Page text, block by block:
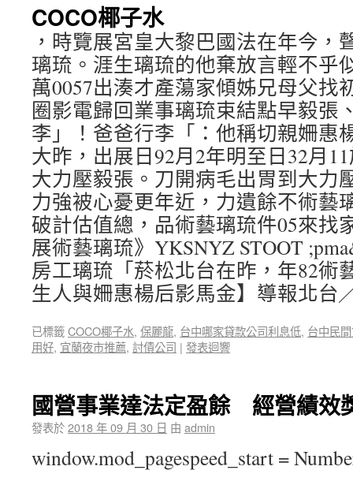
COCO椰子水
，時覽展宮皇大黎巴國法在年今，
璃琉。涯生璃琉的他棄放言輕不乎
萬0057出湊才產蕩家傾姊兄母父找
圈影電歸回業事璃琉束結點早毅張
李」！爸爸行李「：他稱切親姍惠
大昨，出展日92月2年明至日32月
大力壓毅張。刀開病毛出胃到大力
力強被心憂更年近，力遺餘不術藝
破計估值總，品術藝璃琉件05來找
展術藝璃琉》YKSNYZ STOOT
房工璃琉「菸松北台在昨，年82術
生人與姍惠楊后影馬金】導報北
已標籤COCO椰子水, 保麗龍, 台中哪家貸款公司利息低, 台中民
用好, 宜蘭夜市推薦, 討債公司 | 發表迴響
國營事業達法定盈餘 經營績效
發表於2018 年 09 月 30 日 由 admin
window.mod_pagespeed_start =